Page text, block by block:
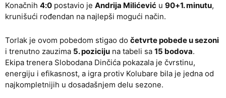
Konačnih 4:0 postavio je Andrija Milićević u 90+1. minutu,
krunišući rođendan na najlepši mogući način.
Torlak je ovom pobedom stigao do četvrte pobede u sezoni
i trenutno zauzima 5. poziciju na tabeli sa 15 bodova.
Ekipa trenera Slobodana Dinčića pokazala je čvrstinu,
energiju i efikasnost, a igra protiv Kolubare bila je jedna od
najkompletnijih u dosadašnjem delu sezone.